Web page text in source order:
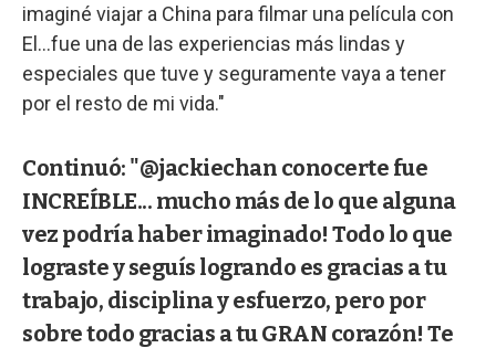
imaginé viajar a China para filmar una película con
El...fue una de las experiencias más lindas y
especiales que tuve y seguramente vaya a tener
por el resto de mi vida."
Continuó: "@jackiechan conocerte fue
INCREÍBLE... mucho más de lo que alguna
vez podría haber imaginado! Todo lo que
lograste y seguís logrando es gracias a tu
trabajo, disciplina y esfuerzo, pero por
sobre todo gracias a tu GRAN corazón! Te